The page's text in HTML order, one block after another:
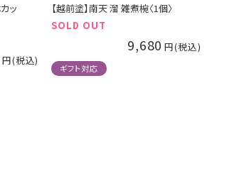
ッ
【越前塗】南天 溜 雑煮椀〈1個〉
SOLD OUT
9,680
ギフト対応